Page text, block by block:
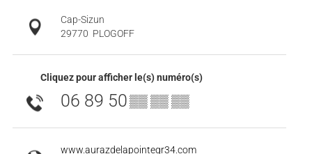
Cap-Sizun
29770 PLOGOFF
Cliquez pour afficher le(s) numéro(s)
06 89 50▒▒ ▒▒ ▒▒
www.aurazdelapointegr34.com